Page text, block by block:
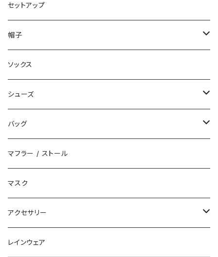
コート
ダウン
ベスト
ロングパンツ
ハーフパンツ
デニムパンツ
セットアップ
帽子
ニット帽 / ビーニー
キャップ
ハット
ソックス
シューズ
スニーカー
サンダル
ブーツ
バッグ
エコバッグ / マーケットバッグ
ショルダーバッグ
トートバッグ
ボディバッグ
マフラー / ストール
マスク
アクセサリー
ネックレス
レインウェア